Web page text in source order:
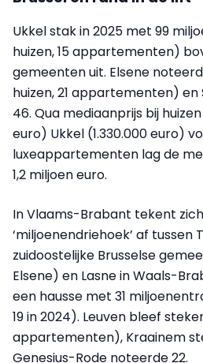
Ukkel stak in 2025 met 99
huizen, 15 appartementen)
gemeenten uit. Elsene
huizen, 21 appartementen)
46. Qua mediaanprijs bij
euro) Ukkel (1.330.000 euro)
luxeappartementen lag de
1,2 miljoen euro.
In Vlaams-Brabant tekent
‘miljoenendriehoek’ af tussen
zuidoostelijke Brusselse
Elsene) en Lasne in Waals-
een hausse met 31
19 in 2024). Leuven bleef
appartementen), Kraainem
Genesius-Rode noteerde 22.